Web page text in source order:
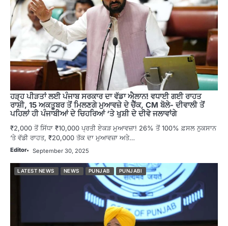
ਹੜ੍ਹ ਪੀੜਤਾਂ ਲਈ ਪੰਜਾਬ ਸਰਕਾਰ ਦਾ ਵੱਡਾ ਐਲਾਨ! ਵਧਾਈ ਗਈ ਰਾਹਤ
ਰਾਸ਼ੀ, 15 ਅਕਤੂਬਰ ਤੋਂ ਮਿਲਣਗੇ ਮੁਆਵਜ਼ੇ ਦੇ ਚੈੱਕ, CM ਬੋਲੇ- ਦੀਵਾਲੀ ਤੋਂ
ਪਹਿਲਾਂ ਹੀ ਪੰਜਾਬੀਆਂ ਦੇ ਚਿਹਰਿਆਂ ‘ਤੇ ਖੁਸ਼ੀ ਦੇ ਦੀਵੇ ਜਲਾਵਾਂਗੇ
₹2,000 ਤੋਂ ਸਿੱਧਾ ₹10,000 ਪ੍ਰਤੀ ਏਕੜ ਮੁਆਵਜ਼ਾ! 26% ਤੋਂ 100% ਫ਼ਸਲ ਨੁਕਸਾਨ
‘ਤੇ ਵੱਡੀ ਰਾਹਤ, ₹20,000 ਤੱਕ ਦਾ ਮੁਆਵਜ਼ਾ ਅਤੇ…
Editor September 30, 2025
LATEST NEWS NEWS PUNJAB PUNJABI